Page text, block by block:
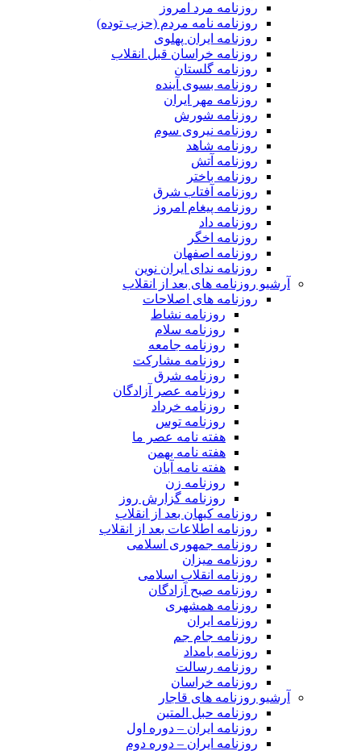
روزنامه مرد امروز
روزنامه نامه مردم (حزب توده)
روزنامه ایران پهلوی
روزنامه خراسان قبل انقلاب
روزنامه گلستان
روزنامه بسوی آینده
روزنامه مهر ایران
روزنامه شورش
روزنامه نیروی سوم
روزنامه شاهد
روزنامه آتش
روزنامه باختر
روزنامه آفتاب شرق
روزنامه پیغام امروز
روزنامه داد
روزنامه اخگر
روزنامه اصفهان
روزنامه ندای ایران نوین
آرشیو روزنامه های بعد از انقلاب
روزنامه های اصلاحات
روزنامه نشاط
روزنامه سلام
روزنامه جامعه
روزنامه مشارکت
روزنامه شرق
روزنامه عصر آزادگان
روزنامه خرداد
روزنامه توس
هفته نامه عصر ما
هفته نامه بهمن
هفته نامه آبان
روزنامه زن
روزنامه گزارش روز
روزنامه کیهان بعد از انقلاب
روزنامه اطلاعات بعد از انقلاب
روزنامه جمهوری اسلامی
روزنامه میزان
روزنامه انقلاب اسلامی
روزنامه صبح آزادگان
روزنامه همشهری
روزنامه ایران
روزنامه جام جم
روزنامه بامداد
روزنامه رسالت
روزنامه خراسان
آرشیو روزنامه های قاجار
روزنامه حبل المتین
روزنامه ایران – دوره اول
روزنامه ایران – دوره دوم